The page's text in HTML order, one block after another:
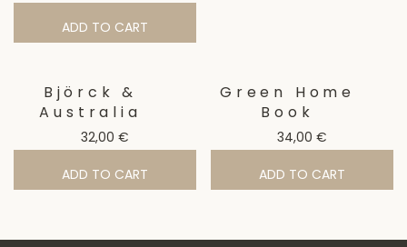
ADD TO CART
Björck &
Australia
32,00 €
ADD TO CART
Green Home
Book
34,00 €
ADD TO CART